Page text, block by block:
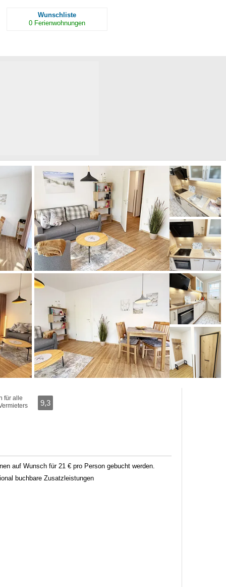
Wunschliste
0 Ferienwohnungen
für alle
9,3
auf Wunsch für 21 € pro Person gebucht werden.
buchbare Zusatzleistungen